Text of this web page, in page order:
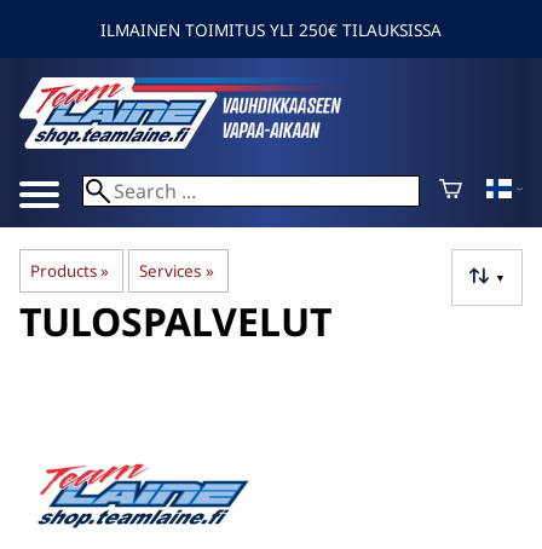
ILMAINEN TOIMITUS YLI 250€ TILAUKSISSA
Products‪» Services ‪» ▼
TULOSPALVELUT